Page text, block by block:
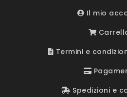
Il mio
Termini e
Spedizioni e